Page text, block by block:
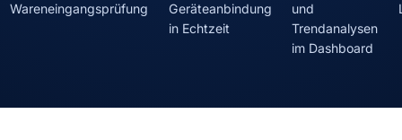
Wareneingangsprüfung
Geräteanbindung
in Echtzeit
und
Trendanalysen
im Dashboard